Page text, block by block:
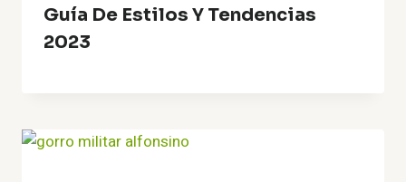
Guía De Estilos Y Tendencias
2023